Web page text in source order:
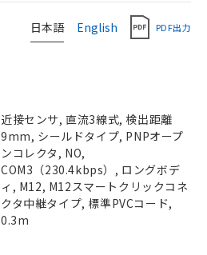
日本語 English PDF出力
近接センサ, 直流3線式, 検出距離
9mm, シールドタイプ, PNPオープ
ンコレクタ, NO,
COM3（230.4kbps）, ロングボデ
ィ, M12, M12スマートクリックコネ
クタ中継タイプ, 標準PVCコード,
0.3m